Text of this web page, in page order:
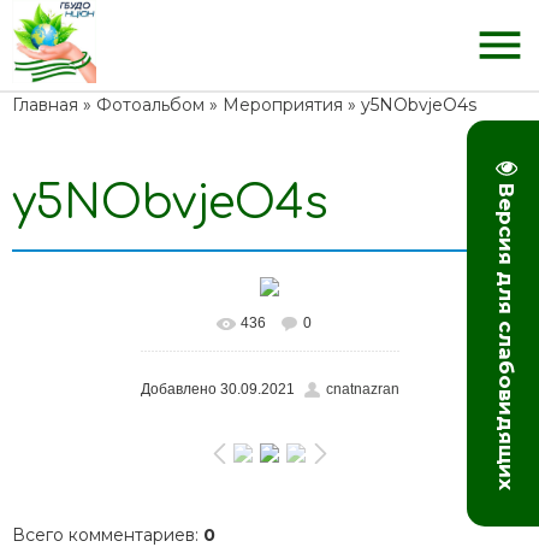
Версия для слабовидящих
menu
Главная » Фотоальбом » Мероприятия » y5NObvjeO4s
y5NObvjeO4s
436 0
Добавлено30.09.2021 cnatnazran
Всего комментариев: 0